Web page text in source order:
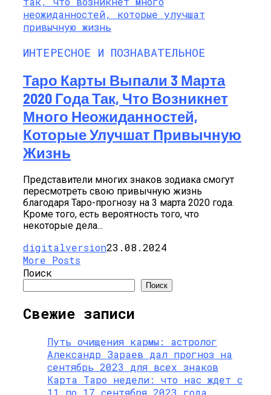
ИНТЕРЕСНОЕ И ПОЗНАВАТЕЛЬНОЕ
Таро Карты Выпали 3 Марта
2020 Года Так, Что Возникнет
Много Неожиданностей,
Которые Улучшат Привычную
Жизнь
Представители многих знаков зодиака смогут
пересмотреть свою привычную жизнь
благодаря Таро-прогнозу на 3 марта 2020 года.
Кроме того, есть вероятность того, что
некоторые дела...
digitalversion23.08.2024
More Posts
Поиск
Поиск
Свежие записи
Путь очищения кармы: астролог
Александр Зараев дал прогноз на
сентябрь 2023 для всех знаков
Карта Таро недели: что нас ждет с
11 по 17 сентября 2023 года